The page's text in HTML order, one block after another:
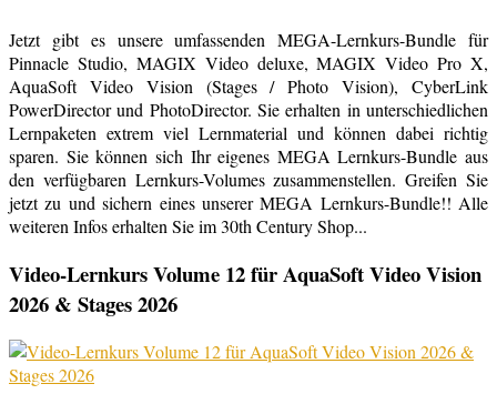
Jetzt gibt es unsere umfassenden MEGA-Lernkurs-Bundle für
Pinnacle Studio, MAGIX Video deluxe, MAGIX Video Pro X,
AquaSoft Video Vision (Stages / Photo Vision), CyberLink
PowerDirector und PhotoDirector. Sie erhalten in unterschiedlichen
Lernpaketen extrem viel Lernmaterial und können dabei richtig
sparen. Sie können sich Ihr eigenes MEGA Lernkurs-Bundle aus
den verfügbaren Lernkurs-Volumes zusammenstellen. Greifen Sie
jetzt zu und sichern eines unserer MEGA Lernkurs-Bundle!! Alle
weiteren Infos erhalten Sie im 30th Century Shop...
Video-Lernkurs Volume 12 für AquaSoft Video Vision
2026 & Stages 2026